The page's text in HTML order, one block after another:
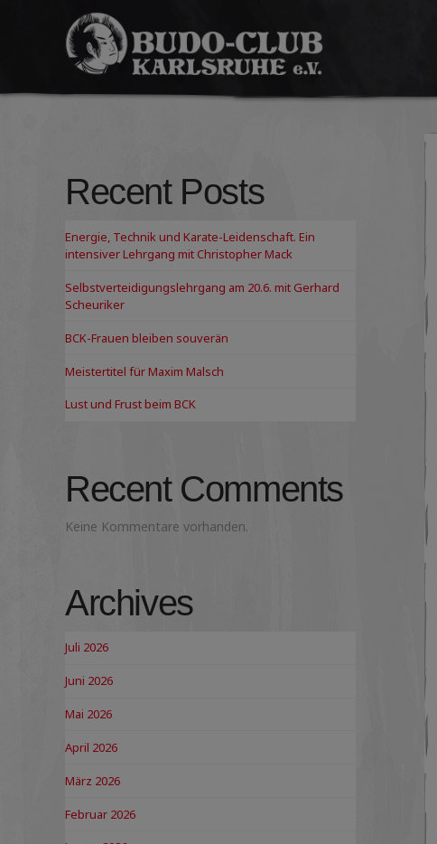
Budo-
Club
e.V.
Recent Posts
Energie, Technik und Karate-Leidenschaft. Ein
intensiver Lehrgang mit Christopher Mack
Selbstverteidigungslehrgang am 20.6. mit Gerhard
Scheuriker
BCK-Frauen bleiben souverän
Meistertitel für Maxim Malsch
Lust und Frust beim BCK
Recent Comments
Keine Kommentare vorhanden.
Archives
Juli 2026
Juni 2026
Mai 2026
April 2026
März 2026
Februar 2026